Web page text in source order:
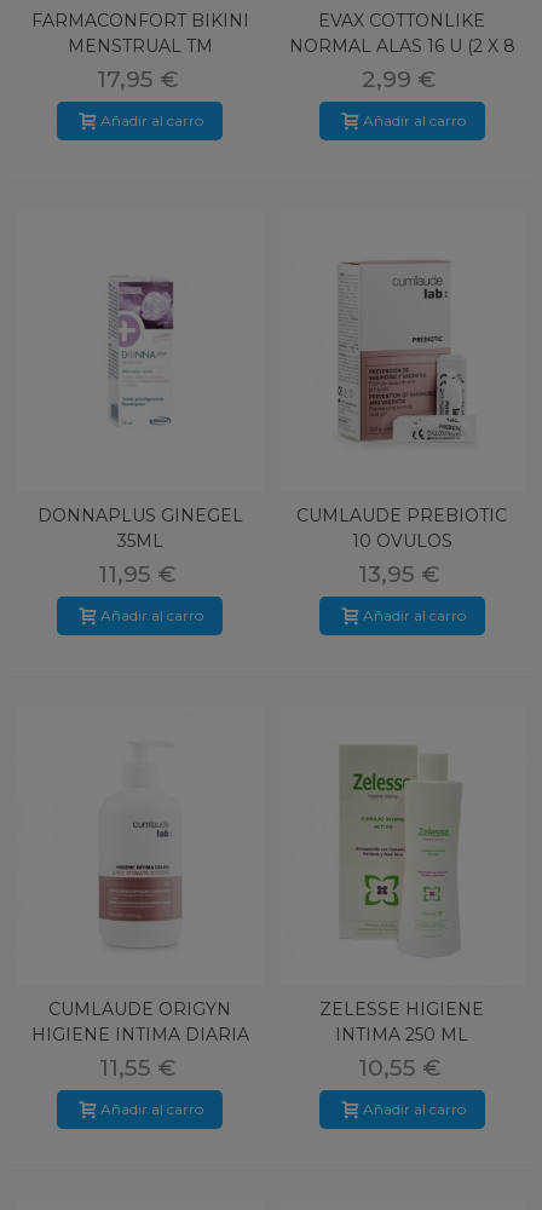
FARMACONFORT BIKINI
MENSTRUAL TM
17,95 €
Añadir al carro
EVAX COTTONLIKE
NORMAL ALAS 16 U (2 X 8
U)
2,99 €
Añadir al carro
DONNAPLUS GINEGEL
35ML
11,95 €
Añadir al carro
CUMLAUDE PREBIOTIC
10 OVULOS
13,95 €
Añadir al carro
CUMLAUDE ORIGYN
HIGIENE INTIMA DIARIA
500ML
11,55 €
Añadir al carro
ZELESSE HIGIENE
INTIMA 250 ML
10,55 €
Añadir al carro